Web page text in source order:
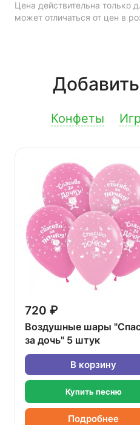
Цена действительна только
может отличаться от цен в
Конфеты
720 ₽
Воздушные шары
за дочь" 5 штук
В корзину
Купить песню
Подробнее